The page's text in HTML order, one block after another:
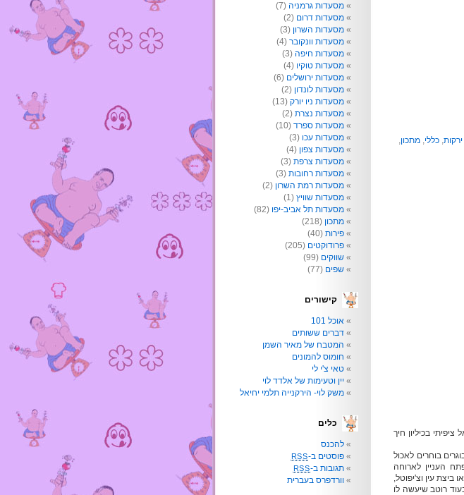
ירקות,כללי,מתכון,
בכיליון חיך
הבוגרים בוחרים לאכול
העניין לארוחה
עין וצ'יפוטל,
רוטב שיעשה לו
מסעדות גרמניה (7)
מסעדות דרום (2)
מסעדות השרון (3)
מסעדות וונקובר (4)
מסעדות חיפה (3)
מסעדות טוקיו (4)
מסעדות ירושלים (6)
מסעדות לונדון (2)
מסעדות ניו יורק (13)
מסעדות נצרת (2)
מסעדות ספרד (10)
מסעדות עכו (3)
מסעדות צפון (4)
מסעדות צרפת (3)
מסעדות רחובות (3)
מסעדות רמת השרון (2)
מסעדות שוויץ (1)
מסעדות תל אביב-יפו (82)
מתכון (218)
פירות (40)
פרודוקטים (205)
שווקים (99)
שפים (77)
קישורים
אוכל 101
דברים ששותים
המטבח של מאיר השמן
חומוס להמונים
טאי צ'י לי
יין וטעימות של אלדד לוי
משק לוי- הירקנייה תלמי יחיאל
כלים
להכנס
פוסטים ב-RSS
תגובות ב-RSS
וורדפרס בעברית